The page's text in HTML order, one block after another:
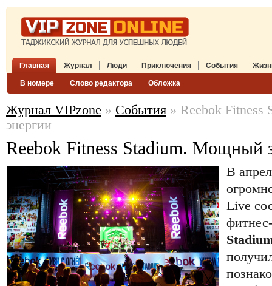
Главная Журнал
В номере Слово редактора Обложка
Люди Приключения События
Журнал VIPzone » События » Reebok
энергии
Reebok Fitness Stadium. Мощный
В
Live